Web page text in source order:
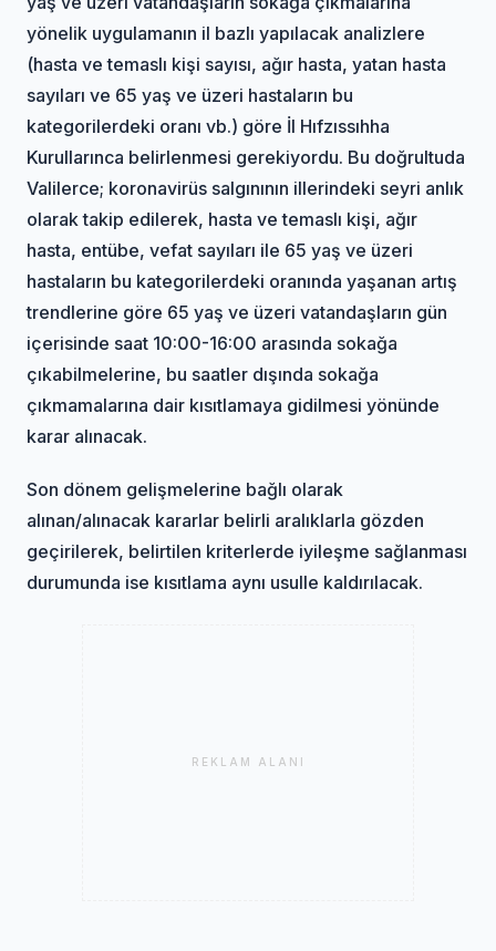
yönelik uygulamanın il bazlı yapılacak analizlere
(hasta ve temaslı kişi sayısı, ağır hasta, yatan hasta
sayıları ve 65 yaş ve üzeri hastaların bu
kategorilerdeki oranı vb.) göre İl Hıfzıssıhha
Kurullarınca belirlenmesi gerekiyordu. Bu doğrultuda
Valilerce; koronavirüs salgınının illerindeki seyri anlık
olarak takip edilerek, hasta ve temaslı kişi, ağır
hasta, entübe, vefat sayıları ile 65 yaş ve üzeri
hastaların bu kategorilerdeki oranında yaşanan artış
trendlerine göre 65 yaş ve üzeri vatandaşların gün
içerisinde saat 10:00­-16:00 arasında sokağa
çıkabilmelerine, bu saatler dışında sokağa
çıkmamalarına dair kısıtlamaya gidilmesi yönünde
karar alınacak.
Son dönem gelişmelerine bağlı olarak
alınan/alınacak kararlar belirli aralıklarla gözden
geçirilerek, belirtilen kriterlerde iyileşme sağlanması
durumunda ise kısıtlama aynı usulle kaldırılacak.
REKLAM ALANI